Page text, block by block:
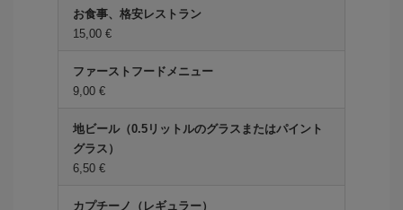
お食事、格安レストラン
15,00 €
ファーストフードメニュー
9,00 €
地ビール（0.5リットルのグラスまたはパイント
グラス）
6,50 €
カプチーノ（レギュラー）